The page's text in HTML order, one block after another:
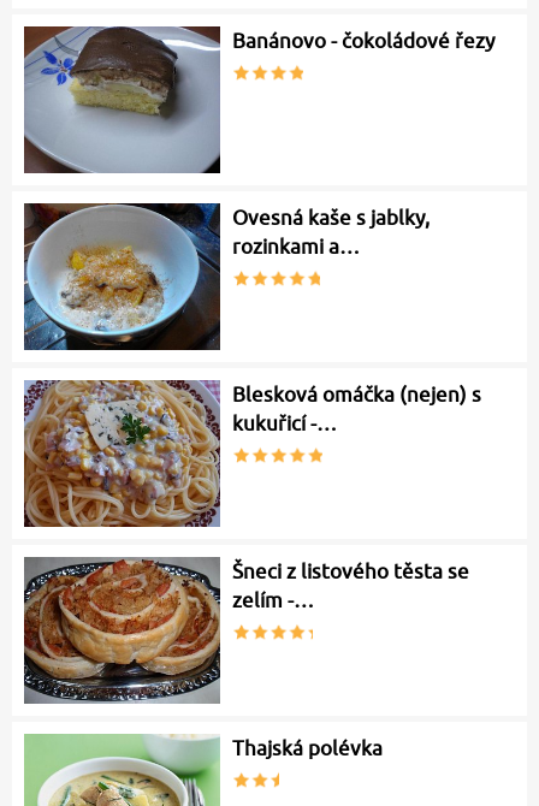
Banánovo - čokoládové řezy
Ovesná kaše s jablky,
rozinkami a…
Blesková omáčka (nejen) s
kukuřicí -…
Šneci z listového těsta se
zelím -…
Thajská polévka